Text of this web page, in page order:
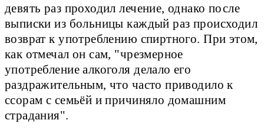
девять раз проходил лечение, однако после
выписки из больницы каждый раз происходил
возврат к употреблению спиртного. При этом,
как отмечал он сам, "чрезмерное
употребление алкоголя делало его
раздражительным, что часто приводило к
ссорам с семьёй и причиняло домашним
страдания".